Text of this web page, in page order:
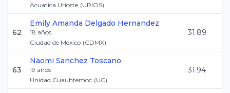
Acuatica Urioste (URIOS)
62
Emily Amanda Delgado Hernandez
18 años
Ciudad de Mexico (CDMX)
31.89
63
Naomi Sanchez Toscano
19 años
Unidad Cuauhtemoc (UC)
31.94